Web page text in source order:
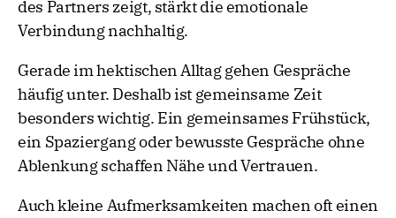
des Partners zeigt, stärkt die emotionale
Verbindung nachhaltig.
Gerade im hektischen Alltag gehen Gespräche
häufig unter. Deshalb ist gemeinsame Zeit
besonders wichtig. Ein gemeinsames Frühstück,
ein Spaziergang oder bewusste Gespräche ohne
Ablenkung schaffen Nähe und Vertrauen.
Auch kleine Aufmerksamkeiten machen oft einen